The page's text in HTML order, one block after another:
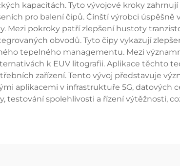
kapacitách. Tyto vývojové kroky
pro balení čipů. Čínští výrobci
Mezi pokroky patří zlepšení hustoty
obvodů. Tyto čipy vykazují
tepelného managementu. Mezi
k EUV litografii. Aplikace těchto
zařízení. Tento vývoj představuje
aplikacemi v infrastruktuře 5G, datových
testování spolehlivosti a řízení výtěžnosti,